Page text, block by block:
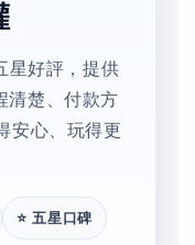
星好評，提供
清楚、付款方
安心、玩得更
⭐ 五星口碑